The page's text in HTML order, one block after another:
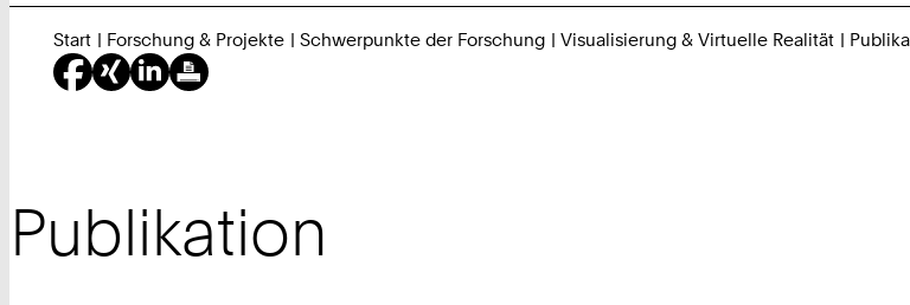
Start Forschung & Projekte Schwerpunkte der Forschung Visualisierung & Virtuelle Realität
Publikation